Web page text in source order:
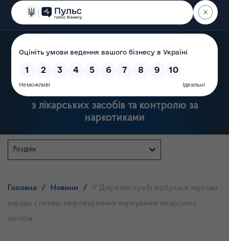
Пошук
Державна служба України
з лікарських засобів та контролю за
наркотиками
Розділи
Головна / Новини /
У Держлікслужбі відбулася чергова
нарада з питань запровадження маркування лікарських
засобів